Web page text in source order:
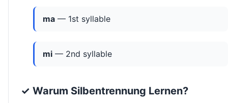
ma — 1st syllable
mi — 2nd syllable
✓ Warum Silbentrennung Lernen?